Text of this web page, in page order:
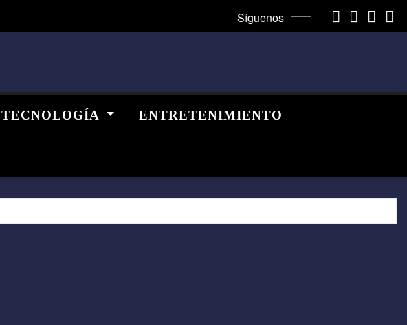
Síguenos
TECNOLOGÍA ENTRETENIMIENTO